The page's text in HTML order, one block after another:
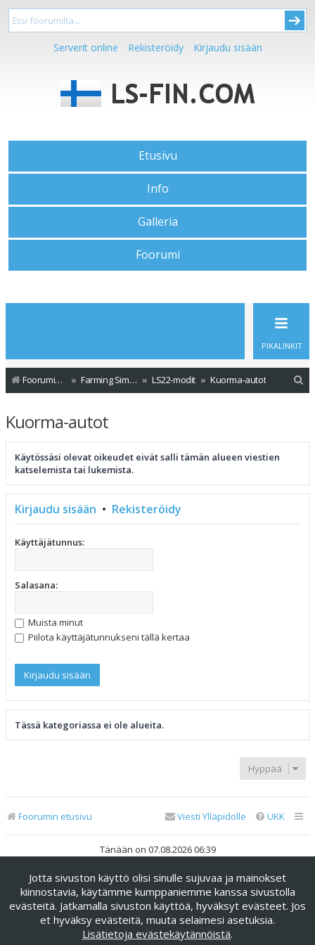
Serverit online Rekisteröidy Kirjaudu sisään
Etusivu
Info
Galleria
Foorumi
PIKALINKIT
Foorumin etusivu Farming Simulator - Modit LS22-modit Kuorma-autot
Kuorma-autot
Käytössäsi olevat oikeudet eivät salli tämän alueen viestien
katselemista tai lukemista.
Kirjaudu sisään • Rekisteröidy
Käyttäjätunnus:
Salasana:
Muista minut
Piilota käyttäjätunnukseni tällä kertaa
Tässä kategoriassa ei ole alueita.
Hyppää
Foorumin etusivu UKK
Viesti Ylläpidolle
Tänään on 07.08.2026 06:39
Keskustelufoorumin ohjelmistophpBB® Forum Software ©
phpBB Limited
Käännös: phpBB Suomi (lurttinen, harritapio, Pettis)
phpBB Metro Theme byPixelGoose Studio
Yksityisyys|Ehdot
Jotta sivuston käyttö olisi sinulle sujuvaa ja mainokset
kiinnostavia, käytämme kumppaniemme kanssa sivustolla
evästeitä. Jatkamalla sivuston käyttöä, hyväksyt evästeet. Jos
et hyväksy evästeitä, muuta selaimesi asetuksia.
Lisätietoja evästekäytännöistä.